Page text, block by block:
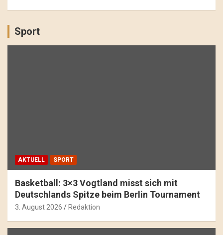
Sport
AKTUELL SPORT
Basketball: 3×3 Vogtland misst sich mit
Deutschlands Spitze beim Berlin Tournament
3. August 2026 Redaktion